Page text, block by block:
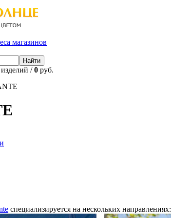
магазинов
изделий /0 руб.
специализируется на нескольких направлениях: